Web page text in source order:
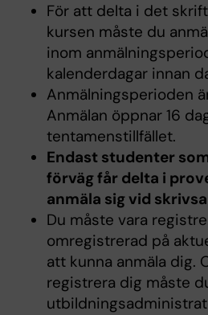
För att delta i det
kursen måste du
inom
kalenderdagar innan
Anmälningsperioden
Anmälan öppnar 16
tentamenstillfället.
Endast studenter
förväg får delta i
anmäla sig vid
Du måste vara
omregistrerad på
att kunna anmäla dig.
registrera dig måste